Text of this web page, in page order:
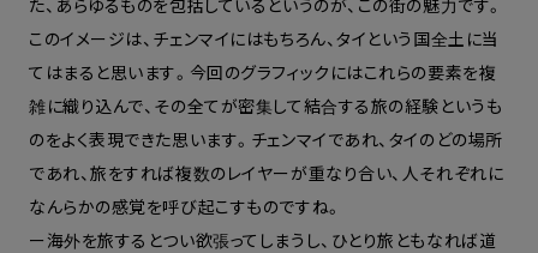
た、あらゆるものを包括しているというのが、この街の魅力です。
このイメージは、チェンマイにはもちろん、タイという国全土に当
てはまると思います。 今回のグラフィックにはこれらの要素を複
雑に織り込んで、その全てが密集して結合する旅の経験というも
のをよく表現できた思います。チェンマイであれ、タイのどの場所
であれ、旅をすれば複数のレイヤーが重なり合い、人それぞれに
なんらかの感覚を呼び起こすものですね。
ー海外を旅するとつい欲張ってしまうし、ひとり旅ともなれば道